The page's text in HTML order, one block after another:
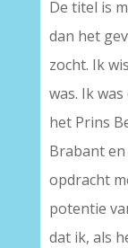
De titel is
dan het
zocht. Ik
was. Ik
het Prins
Brabant
opdracht
potentie
dat ik, als